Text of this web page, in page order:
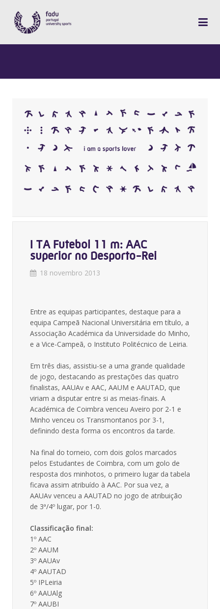
I TA Futebol 11 m: AAC
superior no Desporto-Rei
18 novembro 2013
Entre as equipas participantes, destaque para a
equipa Campeã Nacional Universitária em título, a
Associação Académica da Universidade do Minho,
e a Vice-Campeã, o Instituto Politécnico de Leiria.
Em três dias, assistiu-se a uma grande qualidade
de jogo, destacando as prestações das quatro
finalistas, AAUAv e AAC, AAUM e AAUTAD, que
viriam a disputar entre si as meias-finais. A
Académica de Coimbra venceu Aveiro por 2-1 e
Minho venceu os Transmontanos por 3-1,
definindo desta forma os encontros da tarde.
Na final do torneio, com dois golos marcados
pelos Estudantes de Coimbra, com um golo de
resposta dos minhotos, o primeiro lugar da tabela
ficava assim atribuído à AAC. Por sua vez, a
AAUAv venceu a AAUTAD no jogo de atribuição
de 3ª/4º lugar, por 1-0.
Classificação final:
1º AAC
2º AAUM
3º AAUAv
4º AAUTAD
5º IPLeiria
6º AAUAlg
7º AAUBI